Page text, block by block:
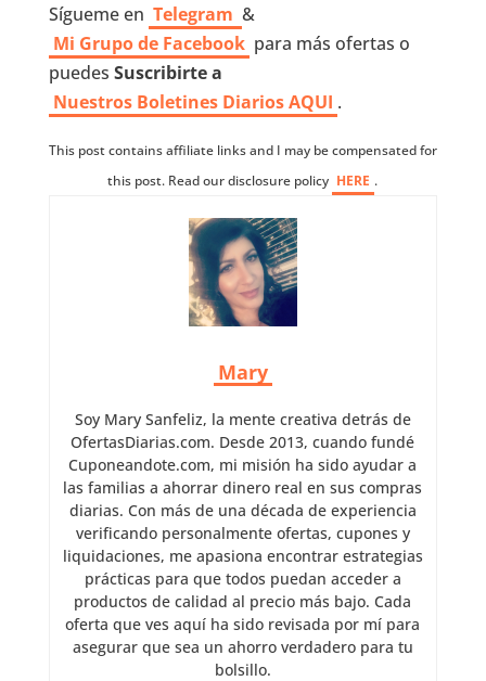
Sígueme en Telegram &
Mi Grupo de Facebook para más ofertas o
puedes Suscribirte a
Nuestros Boletines Diarios AQUI .
This post contains affiliate links and I may be compensated for
this post. Read our disclosure policy HERE .
Mary
Soy Mary Sanfeliz, la mente creativa detrás de
OfertasDiarias.com. Desde 2013, cuando fundé
Cuponeandote.com, mi misión ha sido ayudar a
las familias a ahorrar dinero real en sus compras
diarias. Con más de una década de experiencia
verificando personalmente ofertas, cupones y
liquidaciones, me apasiona encontrar estrategias
prácticas para que todos puedan acceder a
productos de calidad al precio más bajo. Cada
oferta que ves aquí ha sido revisada por mí para
asegurar que sea un ahorro verdadero para tu
bolsillo.